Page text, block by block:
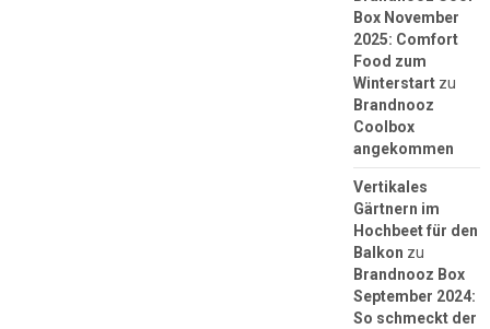
Box November
2025: Comfort
Food zum
Winterstartzu
Brandnooz
Coolbox
angekommen
Vertikales
Gärtnern im
Hochbeet für den
Balkon zu
Brandnooz Box
September 2024:
So schmeckt der